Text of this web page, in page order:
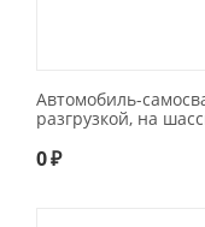
Автомобиль-
разгрузкой, на
0₽